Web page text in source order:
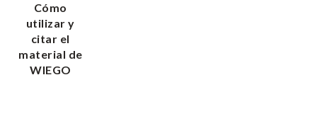
Cómo
utilizar y
citar el
material de
WIEGO